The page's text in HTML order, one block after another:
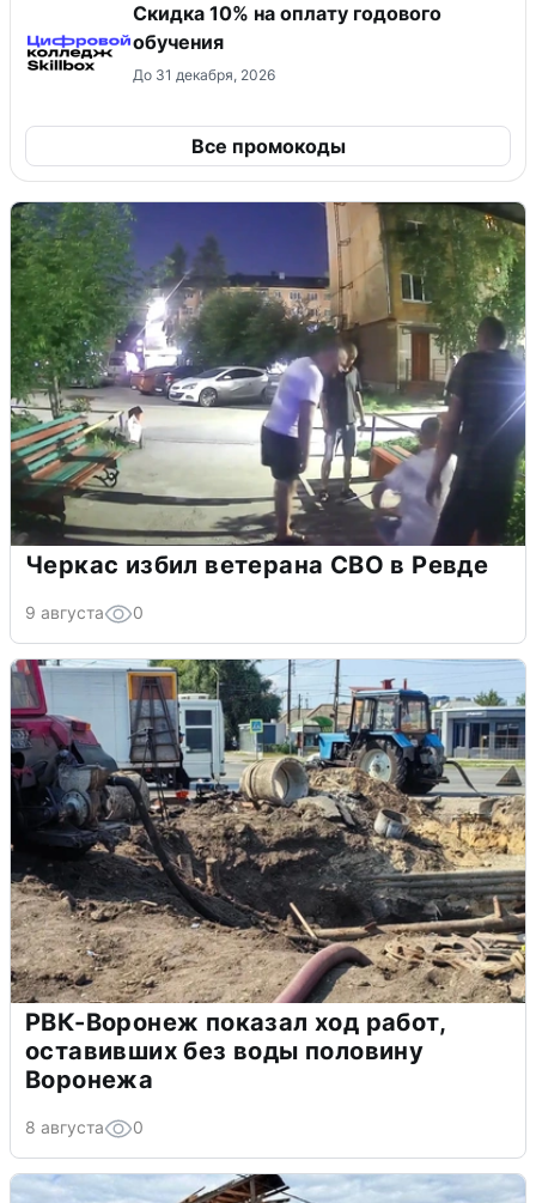
Скидка 10% на оплату годового
обучения
До 31 декабря, 2026
Все промокоды
Черкас избил ветерана СВО в Ревде
9 августа 0
РВК-Воронеж показал ход работ,
оставивших без воды половину
Воронежа
8 августа 0